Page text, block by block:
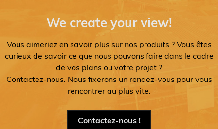
We create your view!
Vous aimeriez en savoir plus sur nos produits ? Vous êtes
curieux de savoir ce que nous pouvons faire dans le cadre
de vos plans ou votre projet ?
Contactez-nous. Nous fixerons un rendez-vous pour vous
rencontrer au plus vite.
Contactez-nous !